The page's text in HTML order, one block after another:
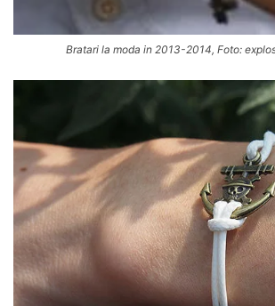
Bratari la moda in 2013-2014, Foto: